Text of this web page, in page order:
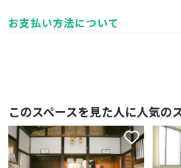
お支払い方法について
このスペースを見た人に人気の